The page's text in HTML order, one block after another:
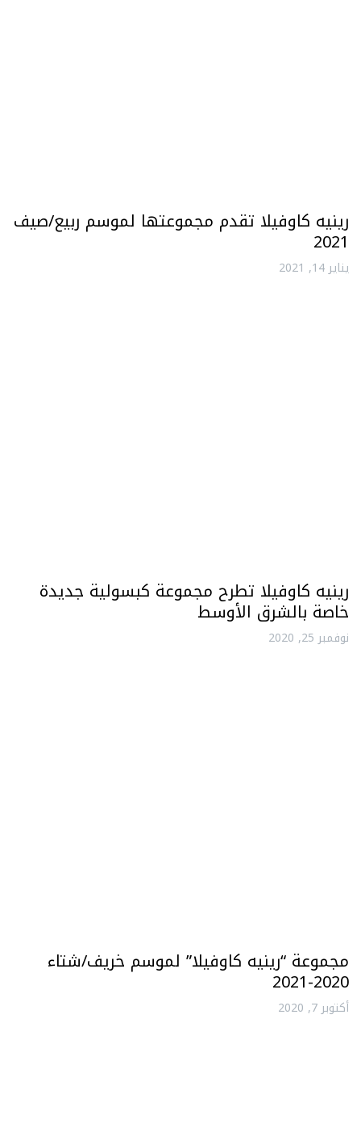
رينيه كاوفيلا تقدم مجموعتها لموسم ربيع/صيف
2021
يناير 14, 2021
رينيه كاوفيلا تطرح مجموعة كبسولية جديدة
خاصة بالشرق الأوسط
نوفمبر 25, 2020
مجموعة “رينيه كاوفيلا” لموسم خريف/شتاء
2020-2021
أكتوبر 7, 2020